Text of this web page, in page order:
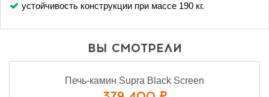
устойчивость конструкции при массе 190 кг.
ВЫ СМОТРЕЛИ
Печь-камин Supra Black Screen